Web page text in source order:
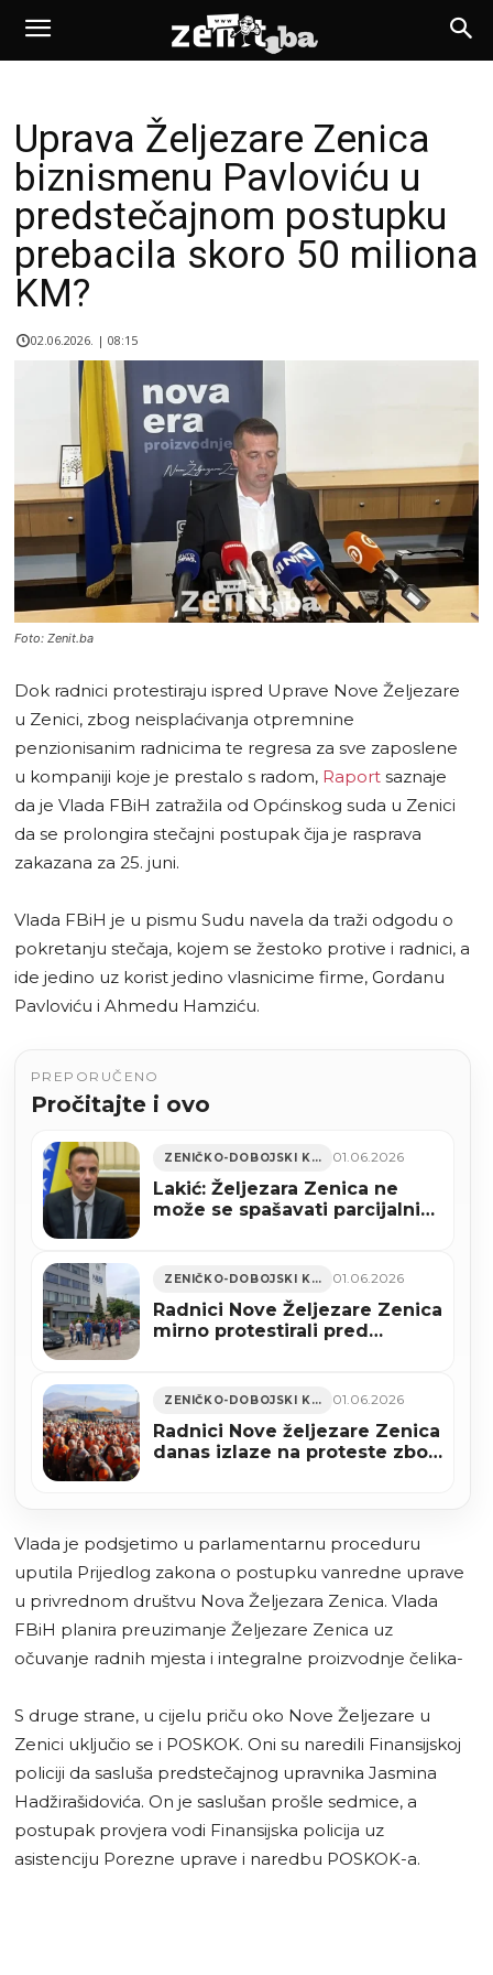
Uprava Željezare Zenica
biznismenu Pavloviću u
predstečajnom postupku
prebacila skoro 50 miliona
KM?
02.06.2026. | 08:15
Foto: Zenit.ba
Dok radnici protestiraju ispred Uprave Nove Željezare
u Zenici, zbog neisplaćivanja otpremnine
penzionisanim radnicima te regresa za sve zaposlene
u kompaniji koje je prestalo s radom, Raport saznaje
da je Vlada FBiH zatražila od Općinskog suda u Zenici
da se prolongira stečajni postupak čija je rasprava
zakazana za 25. juni.
Vlada FBiH je u pismu Sudu navela da traži odgodu o
pokretanju stečaja, kojem se žestoko protive i radnici, a
ide jedino uz korist jedino vlasnicime firme, Gordanu
Pavloviću i Ahmedu Hamziću.
PREPORUČENO
Pročitajte i ovo
ZENIČKO-DOBOJSKI KANTON 01.06.2026
Lakić: Željezara Zenica ne
može se spašavati parcijalnim
ZENIČKO-DOBOJSKI KANTON 01.06.2026
Radnici Nove Željezare Zenica
mirno protestirali pred
ZENIČKO-DOBOJSKI KANTON 01.06.2026
Radnici Nove željezare Zenica
danas izlaze na proteste zbog
Vlada je podsjetimo u parlamentarnu proceduru
uputila Prijedlog zakona o postupku vanredne uprave
u privrednom društvu Nova Željezara Zenica. Vlada
FBiH planira preuzimanje Željezare Zenica uz
očuvanje radnih mjesta i integralne proizvodnje čelika-
S druge strane, u cijelu priču oko Nove Željezare u
Zenici uključio se i POSKOK. Oni su naredili Finansijskoj
policiji da sasluša predstečajnog upravnika Jasmina
Hadžirašidovića. On je saslušan prošle sedmice, a
postupak provjera vodi Finansijska policija uz
asistenciju Porezne uprave i naredbu POSKOK-a.